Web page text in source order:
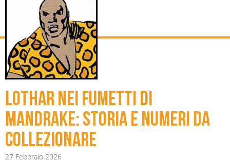
Lothar nei fumetti di
Mandrake: storia e numeri da
collezionare
27 Febbraio 2026